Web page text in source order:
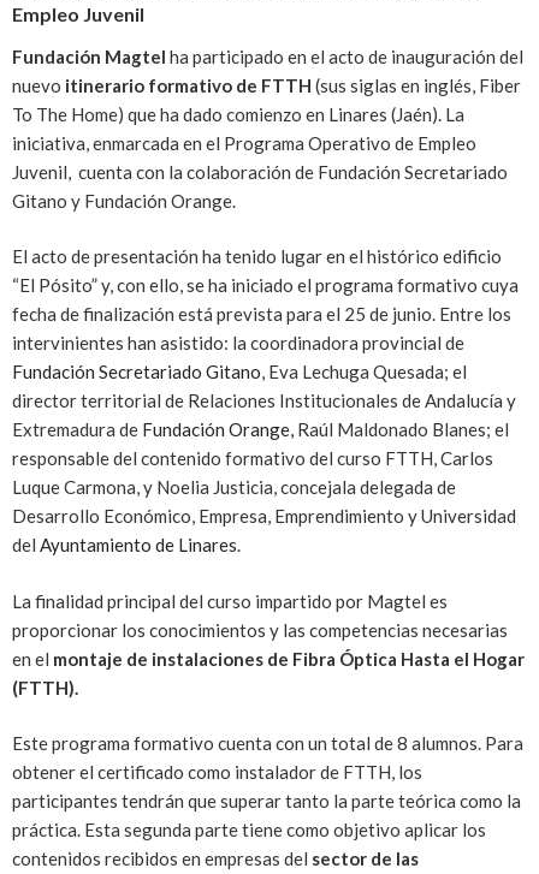
Empleo Juvenil
Fundación Magtel ha participado en el acto de inauguración del
nuevo itinerario formativo de FTTH (sus siglas en inglés, Fiber
To The Home) que ha dado comienzo en Linares (Jaén). La
iniciativa, enmarcada en el Programa Operativo de Empleo
Juvenil, cuenta con la colaboración de Fundación Secretariado
Gitano y Fundación Orange.
El acto de presentación ha tenido lugar en el histórico edificio
“El Pósito” y, con ello, se ha iniciado el programa formativo cuya
fecha de finalización está prevista para el 25 de junio. Entre los
intervinientes han asistido: la coordinadora provincial de
Fundación Secretariado Gitano, Eva Lechuga Quesada; el
director territorial de Relaciones Institucionales de Andalucía y
Extremadura de Fundación Orange, Raúl Maldonado Blanes; el
responsable del contenido formativo del curso FTTH, Carlos
Luque Carmona, y Noelia Justicia, concejala delegada de
Desarrollo Económico, Empresa, Emprendimiento y Universidad
del Ayuntamiento de Linares.
La finalidad principal del curso impartido por Magtel es
proporcionar los conocimientos y las competencias necesarias
en el montaje de instalaciones de Fibra Óptica Hasta el Hogar
(FTTH).
Este programa formativo cuenta con un total de 8 alumnos. Para
obtener el certificado como instalador de FTTH, los
participantes tendrán que superar tanto la parte teórica como la
práctica. Esta segunda parte tiene como objetivo aplicar los
contenidos recibidos en empresas del sector de las